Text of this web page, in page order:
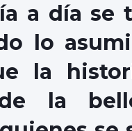
a día se
lo
la
la